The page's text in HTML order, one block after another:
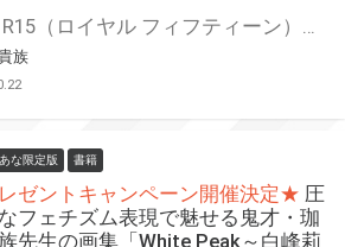
族
な限定版 書籍
ゼントキャンペーン開催決定★ 圧
フェチズム表現で魅せる鬼才・珈
先生の画集「White Peak～白峰莉